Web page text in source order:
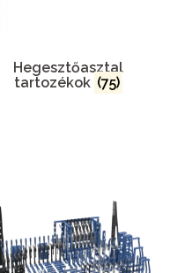
Hegesztőasztal
tartozékok (75)